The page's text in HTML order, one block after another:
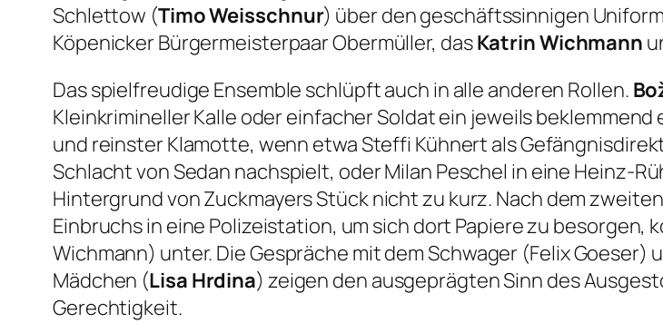
Schlettow (Timo Weisschnur) über den geschäftssinnigen
Köpenicker Bürgermeisterpaar Obermüller, dasKatrin Wichmann
Das spielfreudige Ensemble schlüpft auch in alle anderen Rollen.
Kleinkrimineller Kalle oder einfacher Soldat ein jeweils
und reinster Klamotte, wenn etwa Steffi Kühnert als
Schlacht von Sedan nachspielt, oder Milan Peschel in eine Heinz-
Hintergrund von Zuckmayers Stück nicht zu kurz. Nach dem
Einbruchs in eine Polizeistation, um sich dort Papiere zu
Wichmann) unter. Die Gespräche mit dem Schwager (Felix
Mädchen (Lisa Hrdina) zeigen den ausgeprägten Sinn des
Gerechtigkeit.